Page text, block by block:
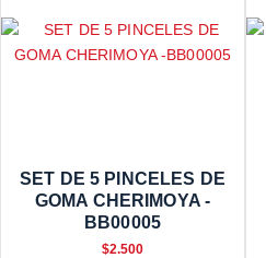
SET DE 5 PINCELES DE
GOMA CHERIMOYA -
BB00005
$2.500